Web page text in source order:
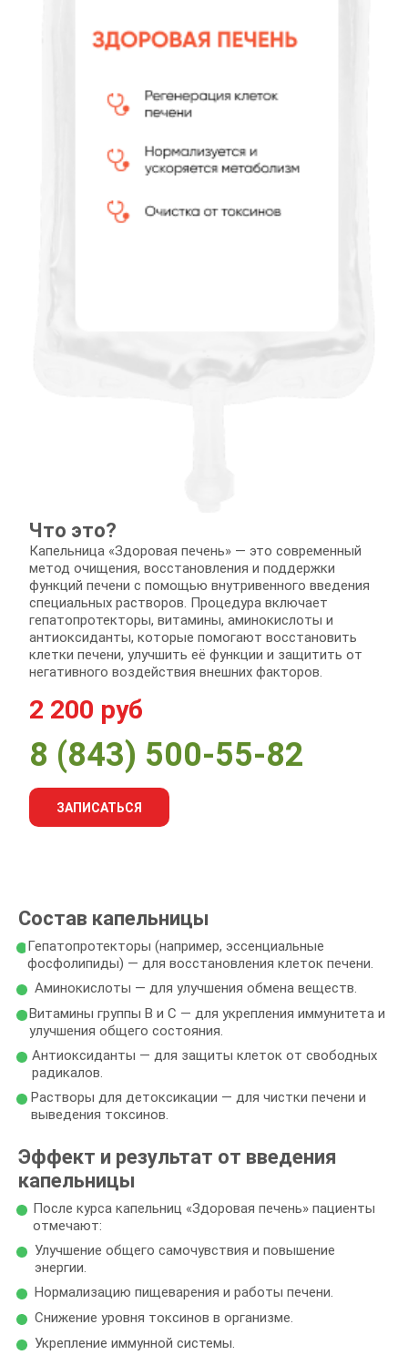
Что это?
Капельница «Здоровая печень» — это современный
метод очищения, восстановления и поддержки
функций печени с помощью внутривенного введения
специальных растворов. Процедура включает
гепатопротекторы, витамины, аминокислоты и
антиоксиданты, которые помогают восстановить
клетки печени, улучшить её функции и защитить от
негативного воздействия внешних факторов.
2 200 руб
8 (843) 500-55-82
ЗАПИСАТЬСЯ
Состав капельницы
Гепатопротекторы (например, эссенциальные
фосфолипиды) — для восстановления клеток печени.
Аминокислоты — для улучшения обмена веществ.
Витамины группы B и C — для укрепления иммунитета и
улучшения общего состояния.
Антиоксиданты — для защиты клеток от свободных
радикалов.
Растворы для детоксикации — для чистки печени и
выведения токсинов.
Эффект и результат от введения
капельницы
После курса капельниц «Здоровая печень» пациенты
отмечают:
Улучшение общего самочувствия и повышение
энергии.
Нормализацию пищеварения и работы печени.
Снижение уровня токсинов в организме.
Укрепление иммунной системы.